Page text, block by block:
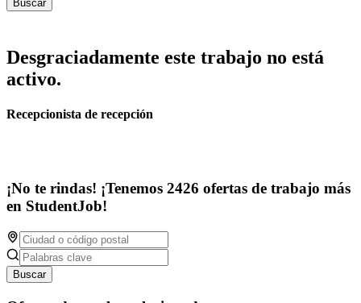
Desgraciadamente este trabajo no está
activo.
Recepcionista de recepción
¡No te rindas! ¡Tenemos 2426 ofertas de trabajo más
en StudentJob!
Buscar